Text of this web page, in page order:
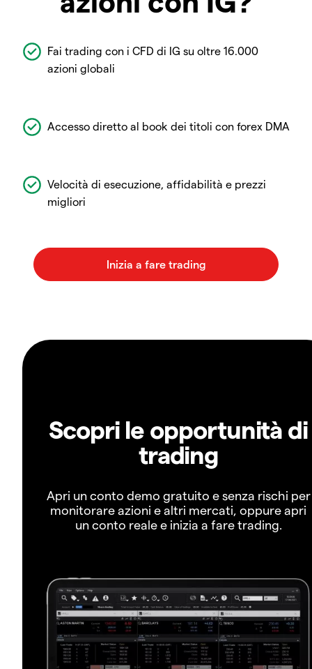
Fai trading con i CFD di IG su oltre 16.000
azioni globali
Accesso diretto al book dei titoli con forex DMA
Velocità di esecuzione, affidabilità e prezzi
migliori
Scopri le opportunità di
trading
Apri un conto demo gratuito e senza rischi per
monitorare azioni e altri mercati, oppure apri
un conto reale e inizia a fare trading.